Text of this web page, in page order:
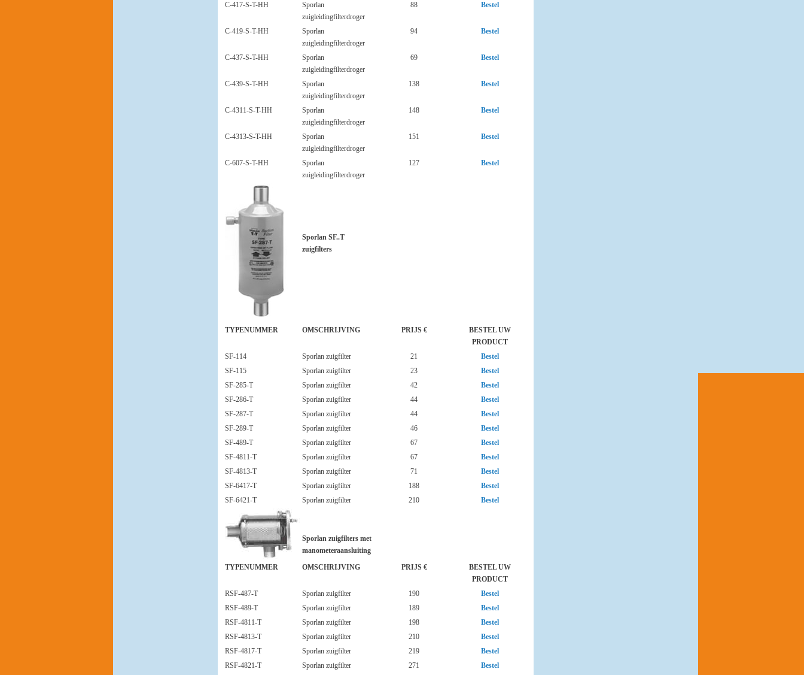
C-417-S-T-HH
Sporlan
zuigleidingfilterdroger
88 Bestel
C-419-S-T-HH
Sporlan
zuigleidingfilterdroger
94 Bestel
C-437-S-T-HH
Sporlan
zuigleidingfilterdroger
69 Bestel
C-439-S-T-HH
Sporlan
zuigleidingfilterdroger
138 Bestel
C-4311-S-T-HH
Sporlan
zuigleidingfilterdroger
148 Bestel
C-4313-S-T-HH
Sporlan
zuigleidingfilterdroger
151 Bestel
C-607-S-T-HH
Sporlan
zuigleidingfilterdroger
127 Bestel
Sporlan SF..T
zuigfilters
TYPENUMMER OMSCHRIJVING PRIJS €
BESTEL UW
PRODUCT
SF-114
Sporlan zuigfilter 21
Bestel
SF-115
Sporlan zuigfilter 23
Bestel
SF-285-T
Sporlan zuigfilter 42
Bestel
SF-286-T
Sporlan zuigfilter 44
Bestel
SF-287-T
Sporlan zuigfilter 44
Bestel
SF-289-T
Sporlan zuigfilter 46
Bestel
SF-489-T
Sporlan zuigfilter 67
Bestel
SF-4811-T
Sporlan zuigfilter 67
Bestel
SF-4813-T
Sporlan zuigfilter 71
Bestel
SF-6417-T
Sporlan zuigfilter 188
Bestel
SF-6421-T
Sporlan zuigfilter 210 Bestel
Sporlan zuigfilters met
manometeraansluiting
TYPENUMMER
OMSCHRIJVING PRIJS €
BESTEL UW
PRODUCT
RSF-487-T
Sporlan zuigfilter 190
Bestel
RSF-489-T
Sporlan zuigfilter 189
Bestel
RSF-4811-T
Sporlan zuigfilter 198
Bestel
RSF-4813-T
Sporlan zuigfilter 210
Bestel
RSF-4817-T
Sporlan zuigfilter 219
Bestel
RSF-4821-T
Sporlan zuigfilter 271
Bestel